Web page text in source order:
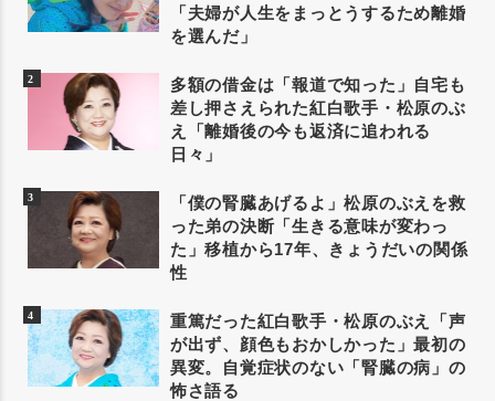
「夫婦が人生をまっとうするため離婚
を選んだ」
多額の借金は「報道で知った」自宅も
差し押さえられた紅白歌手・松原のぶ
え「離婚後の今も返済に追われる
日々」
「僕の腎臓あげるよ」松原のぶえを救
った弟の決断「生きる意味が変わっ
た」移植から17年、きょうだいの関係
性
重篤だった紅白歌手・松原のぶえ「声
が出ず、顔色もおかしかった」最初の
異変。自覚症状のない「腎臓の病」の
怖さ語る